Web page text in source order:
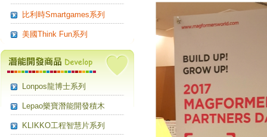
比利時Smartgames系列
美國Think Fun系列
Lonpos龍博士系列
Lepao樂寶潛能開發積木
KLIKKO工程智慧片系列